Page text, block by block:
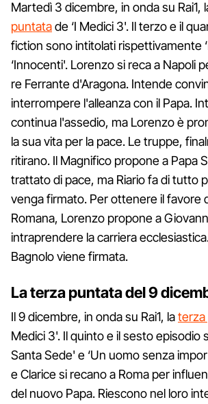
Martedì 3 dicembre, in onda su Rai1,
puntatade ‘I Medici 3'. Il terzo e il
fiction sono intitolati rispettivamente
‘Innocenti'. Lorenzo si reca a Napoli
re Ferrante d'Aragona. Intende
interrompere l'alleanza con il Papa.
continua l'assedio, ma Lorenzo è
la sua vita per la pace. Le truppe,
ritirano. Il Magnifico propone a Papa
trattato di pace, ma Riario fa di tutto
venga firmato. Per ottenere il favore
Romana, Lorenzo propone a
intraprendere la carriera
Bagnolo viene firmata.
La terza puntata del 9
Il 9 dicembre, in onda su Rai1, laterza
Medici 3'. Il quinto e il sesto episodio
Santa Sede' e ‘Un uomo senza
e Clarice si recano a Roma per
del nuovo Papa. Riescono nel loro